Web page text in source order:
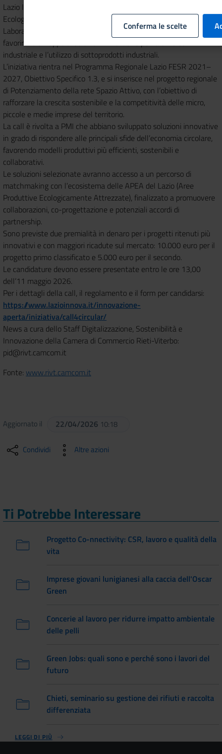
Lazio Innova, in partenariato con le Aree Produttive
Ecologicamente Attrezzate (APEA) del Lazio, ha promosso il
Laboratorio di Innovazione Aperta Open Circular Lab, finalizzato a
favorire lo sviluppo di soluzioni innovative per la simbiosi
industriale e l’utilizzo di sottoprodotti industriali.
L’iniziativa rientra nel Programma Regionale Lazio FESR 2021–
2027, Obiettivo Specifico 1.3, e si inserisce nel progetto regionale
di Potenziamento della rete Spazio Attivo, con l’obiettivo di
rafforzare la crescita sostenibile e la competitività delle micro,
piccole e medie imprese del territorio.
La call è rivolta a PMI che abbiano sviluppato soluzioni innovative
in grado di rispondere alle principali sfide dell’economia circolare,
favorendo modelli produttivi più efficienti, sostenibili e
collaborativi.
Le soluzioni selezionate avranno accesso a un percorso di
matchmaking con l’ecosistema delle APEA del Lazio (Aree
Produttive Ecologicamente Attrezzate), finalizzato a promuovere
collaborazioni, co-progettazione e potenziali accordi di
partnership.
Sono previste due premialità in denaro per i progetti ritenuti più
innovativi e con maggiori ricadute sul mercato: 10.000 euro per il
progetto primo classificato e 5.000 euro per il secondo.
Le candidature devono essere presentate entro le ore 13,00
dell’11 maggio 2026.
Per i dettagli della call, il regolamento e il form per candidarsi:
https://www.lazioinnova.it/innovazione-
aperta/iniziativa/call4circular/
News a cura dello Staff Digitalizzazione, Sostenibilità e
Innovazione della Camera di Commercio Rieti-Viterbo:
pid@rivt.camcom.it
Fonte: www.rivt.camcom.it
Aggiornato il 22/04/2026 10:18
Condividi Altre azioni
Ti Potrebbe Interessare
Progetto Co-nnectivity: CSR, lavoro e qualità della
vita
Imprese giovani lunigianesi alla caccia dell'Oscar
Green
Concerie al lavoro per ridurre impatto ambientale
delle pelli
Green Jobs: quali sono e perché sono i lavori del
futuro
Chieti, seminario su gestione dei rifiuti e raccolta
differenziata
LEGGI DI PIÙ
Conferma le scelte